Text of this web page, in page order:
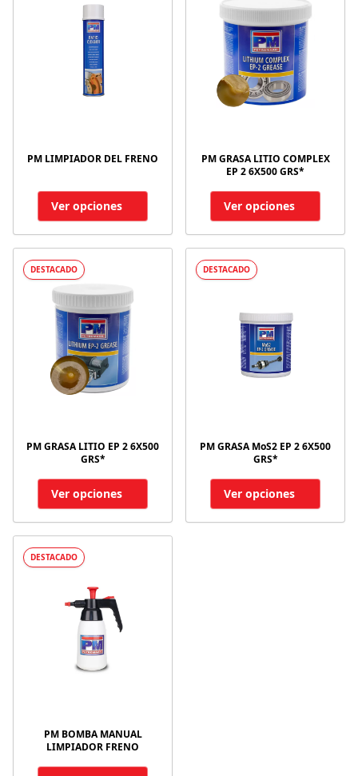
PM LIMPIADOR DEL FRENO
Ver opciones
PM GRASA LITIO COMPLEX
EP 2 6X500 GRS*
Ver opciones
DESTACADO
PM GRASA LITIO EP 2 6X500
GRS*
Ver opciones
DESTACADO
PM GRASA MoS2 EP 2 6X500
GRS*
Ver opciones
DESTACADO
PM BOMBA MANUAL
LIMPIADOR FRENO